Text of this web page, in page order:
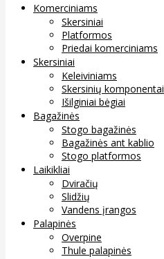
Komerciniams
Skersiniai
Platformos
Priedai komerciniams
Skersiniai
Keleiviniams
Skersinių komponentai
Išilginiai bėgiai
Bagažinės
Stogo bagažinės
Bagažinės ant kablio
Stogo platformos
Laikikliai
Dviračių
Slidžių
Vandens įrangos
Palapinės
Overpine
Thule palapinės